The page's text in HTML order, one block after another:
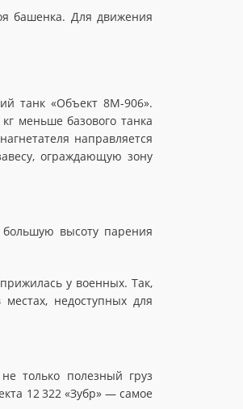
башенка. Для движения
танк «Объект 8М-906».
меньше базового танка
направляется
ограждающую зону
высоту парения
у военных. Так,
недоступных для
только полезный груз
12 322 «Зубр» — самое